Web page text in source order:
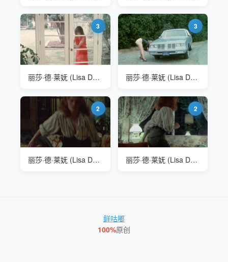
3
丽莎·德·莱妩 (Lisa De Leeuw)
3
丽莎·德·莱妩 (Lisa De Leeuw)
2
丽莎·德·莱妩 (Lisa De Leeuw)
2
丽莎·德·莱妩 (Lisa De Leeuw)
鲜咕嘟
100%原创